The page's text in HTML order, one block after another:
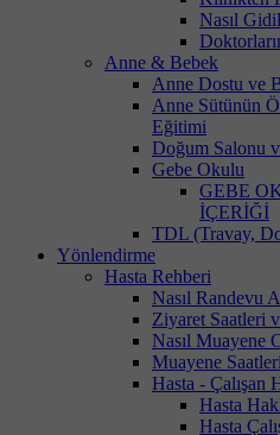
Nasıl
Anne & Bebek
Anne Dostu ve
Anne Sütünün
Eğitimi
Doğum Salonu
Gebe Okulu
GEBE
İÇERİĞİ
TDL (Travay,
Yönlendirme
Hasta Rehberi
Nasıl Randevu
Ziyaret Saatleri
Nasıl Muayene
Muayene Saatleri
Hasta - Çalışan
Hasta
Hasta